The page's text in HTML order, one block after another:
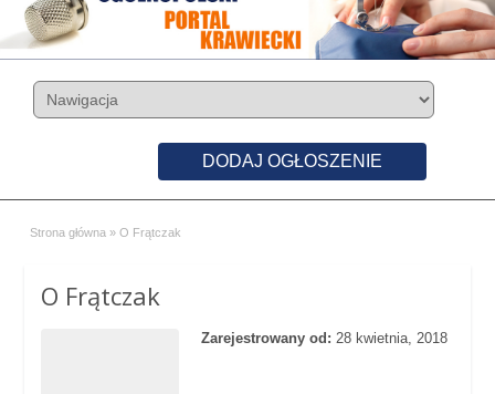
DODAJ OGŁOSZENIE
Strona główna » O Frątczak
O Frątczak
Zarejestrowany od: 28 kwietnia, 2018